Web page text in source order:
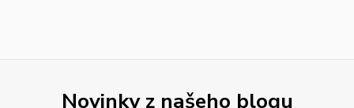
Novinky z našeho blogu